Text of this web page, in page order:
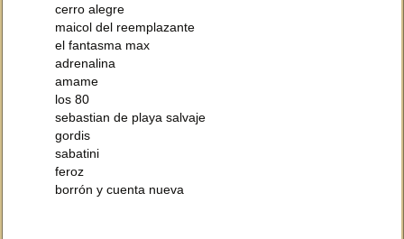
cerro alegre
maicol del reemplazante
el fantasma max
adrenalina
amame
los 80
sebastian de playa salvaje
gordis
sabatini
feroz
borrón y cuenta nueva